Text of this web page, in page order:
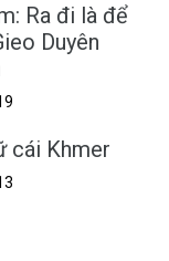
Ra đi là để
Duyên
cái Khmer